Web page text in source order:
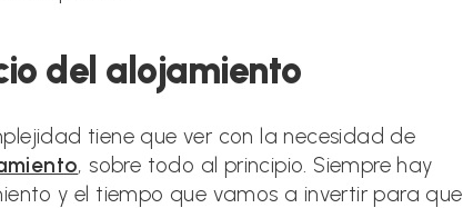
del alojamiento
tiene que ver con la necesidad de
, sobre todo al principio. Siempre hay
y el tiempo que vamos a invertir para que